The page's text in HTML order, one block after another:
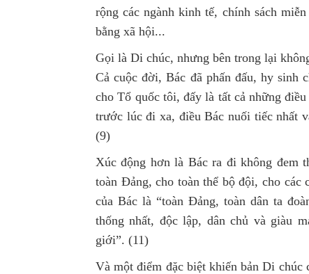
rộng các ngành kinh tế, chính sách
bằng xã hội...
Gọi là Di chúc, nhưng bên trong lại
Cả cuộc đời, Bác đã phấn đấu, hy sinh
cho Tổ quốc tôi, đấy là tất cả những
trước lúc đi xa, điều Bác nuối tiếc nhất
(9)
Xúc động hơn là Bác ra đi không đem
toàn Đảng, cho toàn thể bộ đội, cho các
của Bác là “toàn Đảng, toàn dân ta
thống nhất, độc lập, dân chủ và giàu
giới”. (11)
Và một điểm đặc biệt khiến bản Di